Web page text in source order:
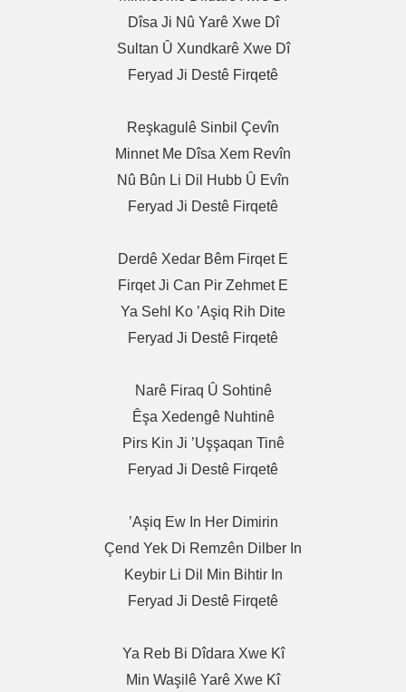
Dîsa Ji Nû Yarê Xwe Dî
Sultan Û Xundkarê Xwe Dî
Feryad Ji Destê Firqetê
Reşkagulê Sinbil Çevîn
Minnet Me Dîsa Xem Revîn
Nû Bûn Li Dil Hubb Û Evîn
Feryad Ji Destê Firqetê
Derdê Xedar Bêm Firqet E
Firqet Ji Can Pir Zehmet E
Ya Sehl Ko ’aşiq Rih Dite
Feryad Ji Destê Firqetê
Narê Firaq Û Sohtinê
Êşa Xedengê Nuhtinê
Pirs Kin Ji ’uşşaqan Tinê
Feryad Ji Destê Firqetê
’Aşiq Ew In Her Dimirin
Çend Yek Di Remzên Dilber In
Keybir Li Dil Min Bihtir In
Feryad Ji Destê Firqetê
Ya Reb Bi Dîdara Xwe Kî
Min Waşilê Yarê Xwe Kî